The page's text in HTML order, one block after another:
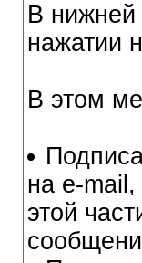
В нижней
нажатии
В этом
на e-
этой